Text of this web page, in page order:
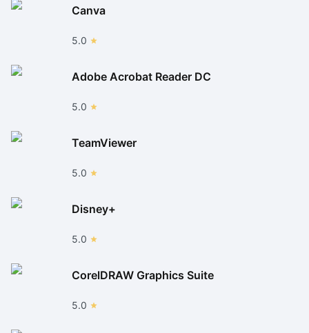
Canva
5.0
Adobe Acrobat Reader DC
5.0
TeamViewer
5.0
Disney+
5.0
CorelDRAW Graphics Suite
5.0